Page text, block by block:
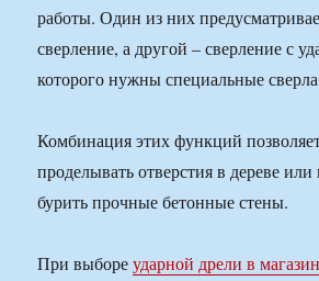
работы. Один из них
сверление, а другой – сверление с
которого нужны специальные
Комбинация этих функций
проделывать отверстия в дереве
бурить прочные бетонные стены.
При выбореударной дрели в